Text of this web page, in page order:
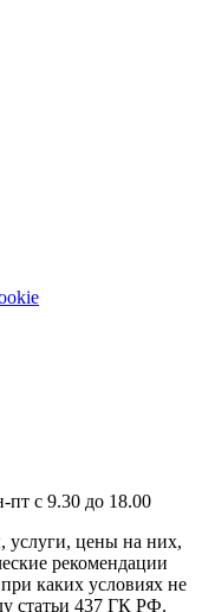
пт с 9.30 до 18.00
услуги, цены на них,
рекомендации
каких условиях не
статьи 437 ГК РФ.